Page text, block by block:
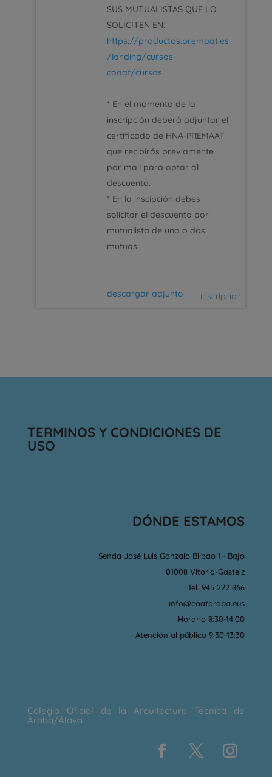
SUS MUTUALISTAS QUE LO
SOLICITEN EN:
https://productos.premaat.es
/landing/cursos-
coaat/cursos
* En el momento de la
inscripción deberá adjuntar el
certificado de HNA-PREMAAT
que recibirás previamente
por mail para optar al
descuento.
* En la inscipción debes
solicitar el descuento por
mutualista de una o dos
mutuas.
descargar adjunto inscripcion
TERMINOS Y CONDICIONES DE
USO
DÓNDE ESTAMOS
Senda José Luis Gonzalo Bilbao 1 · Bajo
01008 Vitoria-Gasteiz
Tel. 945 222 866
info@coataraba.eus
Horario 8:30-14:00
Atención al público 9:30-13:30
Colegio Oficial de la Arquitectura Técnica de
Araba/Álava